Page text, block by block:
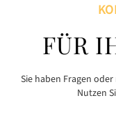
FÜR
Sie haben Fragen
Nutzen